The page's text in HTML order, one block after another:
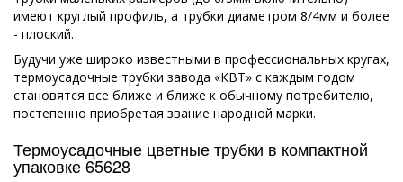
имеют круглый профиль, а трубки диаметром 8/4мм и более
- плоский.
Будучи уже широко известными в профессиональных кругах,
термоусадочные трубки завода «КВТ» с каждым годом
становятся все ближе и ближе к обычному потребителю,
постепенно приобретая звание народной марки.
Термоусадочные цветные трубки в компактной
упаковке 65628